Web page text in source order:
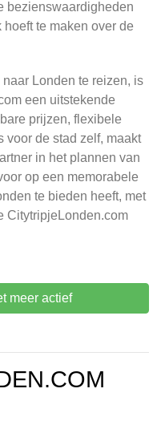
bezienswaardigheden
te maken over de
Londen te reizen, is
een uitstekende
prijzen, flexibele
voor de stad zelf, maakt
in het plannen van
op een memorabele
te bieden heeft, met
CitytripjeLonden.com
meer actief